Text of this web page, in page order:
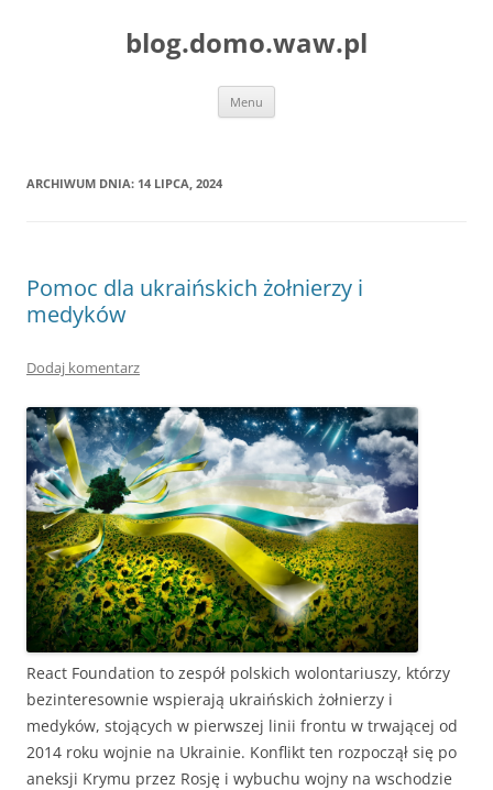
blog.domo.waw.pl
Menu
ARCHIWUM DNIA: 14 LIPCA, 2024
Pomoc dla ukraińskich żołnierzy i
medyków
Dodaj komentarz
React Foundation to zespół polskich wolontariuszy, którzy
bezinteresownie wspierają ukraińskich żołnierzy i
medyków, stojących w pierwszej linii frontu w trwającej od
2014 roku wojnie na Ukrainie. Konflikt ten rozpoczął się po
aneksji Krymu przez Rosję i wybuchu wojny na wschodzie